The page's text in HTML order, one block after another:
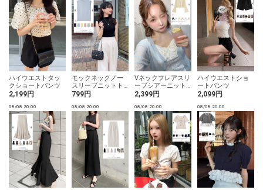
ハイウエストタッ
クショートパンツ
2,199円
モックネックノー
スリーブニットト
ップス
799円
Vネックフレアスリ
ーブシアーニット
カーディガン
2,399円
ハイウエストショ
ートパンツ
2,099円
08/08 20:00 08/08 20:00 08/08 20:00 08/08 20:00